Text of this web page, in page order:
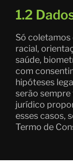
1.2
Só coletamos
racial,
saúde,
com
hipóteses
serão
jurídico
esses casos,
Termo de